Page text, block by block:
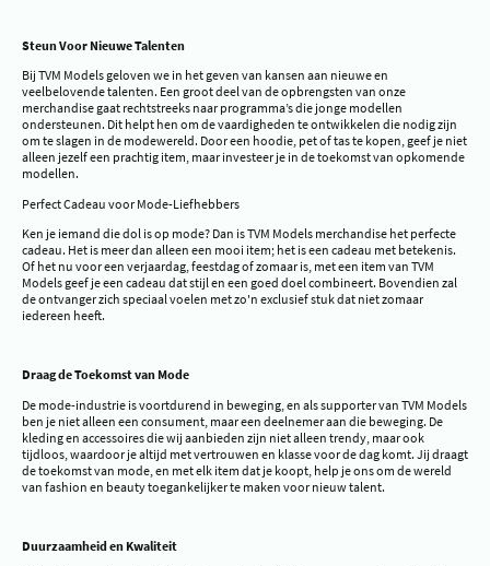
Steun Voor Nieuwe Talenten
Bij TVM Models geloven we in het geven van kansen aan nieuwe en
veelbelovende talenten. Een groot deel van de opbrengsten van onze
merchandise gaat rechtstreeks naar programma’s die jonge modellen
ondersteunen. Dit helpt hen om de vaardigheden te ontwikkelen die nodig zijn
om te slagen in de modewereld. Door een hoodie, pet of tas te kopen, geef je niet
alleen jezelf een prachtig item, maar investeer je in de toekomst van opkomende
modellen.
Perfect Cadeau voor Mode-Liefhebbers
Ken je iemand die dol is op mode? Dan is TVM Models merchandise het perfecte
cadeau. Het is meer dan alleen een mooi item; het is een cadeau met betekenis.
Of het nu voor een verjaardag, feestdag of zomaar is, met een item van TVM
Models geef je een cadeau dat stijl en een goed doel combineert. Bovendien zal
de ontvanger zich speciaal voelen met zo'n exclusief stuk dat niet zomaar
iedereen heeft.
Draag de Toekomst van Mode
De mode-industrie is voortdurend in beweging, en als supporter van TVM Models
ben je niet alleen een consument, maar een deelnemer aan die beweging. De
kleding en accessoires die wij aanbieden zijn niet alleen trendy, maar ook
tijdloos, waardoor je altijd met vertrouwen en klasse voor de dag komt. Jij draagt
de toekomst van mode, en met elk item dat je koopt, help je ons om de wereld
van fashion en beauty toegankelijker te maken voor nieuw talent.
Duurzaamheid en Kwaliteit